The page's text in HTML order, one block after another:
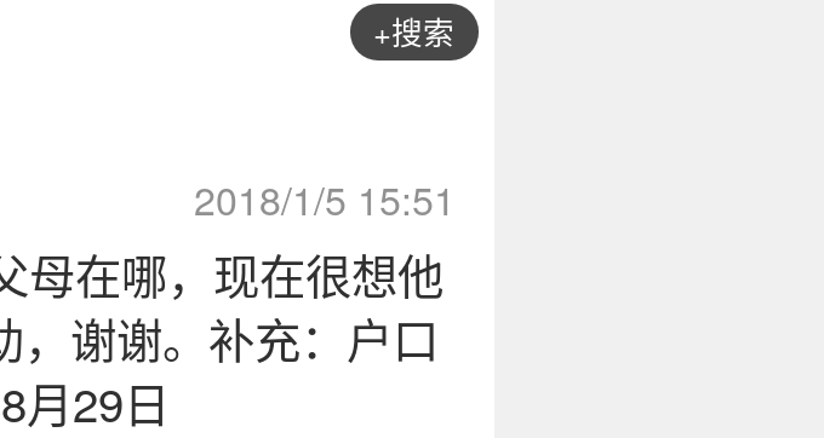
+搜索
2018/1/5 15:51
母在哪，现在很想他
，谢谢。补充：户口
月29日